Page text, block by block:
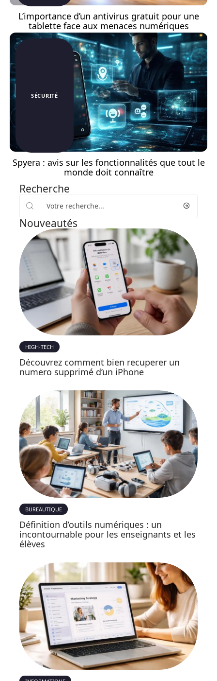
L’importance d’un antivirus gratuit pour une
tablette face aux menaces numériques
SÉCURITÉ
Spyera : avis sur les fonctionnalités que tout le
monde doit connaître
Recherche
Nouveautés
HIGH-TECH
Découvrez comment bien recuperer un
numero supprimé d’un iPhone
BUREAUTIQUE
Définition d’outils numériques : un
incontournable pour les enseignants et les
élèves